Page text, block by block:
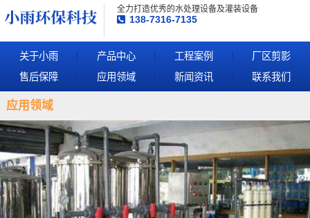
全力打造优秀的水处理设备及灌装设备
138-7316-7135
关于小雨 产品中心 工程案例
厂区剪影
售后保障
应用领域 新闻资讯 联系我们
应用领域